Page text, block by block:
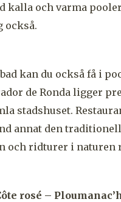
kalla och varma
också.
kan du också få i
de Ronda ligger
stadshuset.
annat den
och ridturer i naturen
rosé – Ploumanac’h